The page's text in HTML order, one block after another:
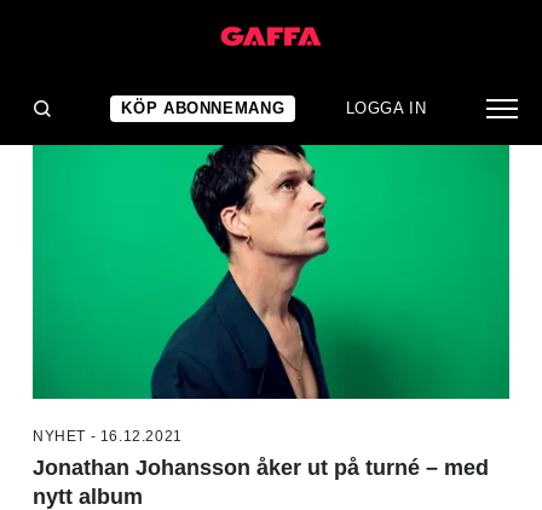
KÖP ABONNEMANG LOGGA IN
NYHET - 16.12.2021
Jonathan Johansson åker ut på turné – med
nytt album